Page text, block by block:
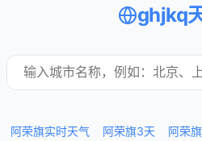
ghjkq
阿荣旗实时天气 阿荣旗3天 阿荣